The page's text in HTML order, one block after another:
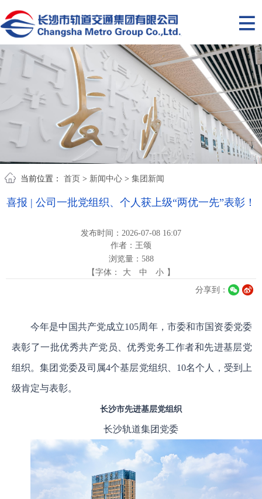
当前位置： 首页 > 新闻中心 > 集团新闻
喜报 | 公司一批党组织、个人获上级“两优一先”表彰！
发布时间：2026-07-08 16:07
作者：王颂
浏览量： 588
【字体：
大 中 小 】
分享到：
今年是中国共产党成立105周年，市委和市国资委党委
表彰了一批优秀共产党员、优秀党务工作者和先进基层党
组织。集团党委及司属4个基层党组织、10名个人，受到上
级肯定与表彰。
长沙市先进基层党组织
长沙轨道集团党委